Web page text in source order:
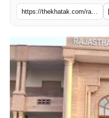
अंतर्राष्ट्रीय